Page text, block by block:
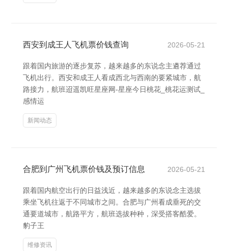
西安到成王人飞机票价钱查询 2026-05-21
跟着国内旅游的逐步复苏，越来越多的东说念主遴荐通过
飞机出行。西安和成王人看成西北与西南的要紧城市，航
路接力，航班迢遥凯旺星座网-星座今日桃花_桃花运测试_
感情运
新闻动态
合肥到广州飞机票价钱及预订信息 2026-05-21
跟着国内航空出行的日益浅近，越来越多的东说念主选拔
乘坐飞机往返于不同城市之间。合肥与广州看成垂死的交
通要道城市，航路平方，航班选拔种种，深受搭客酷爱。
豹子王
维修资讯